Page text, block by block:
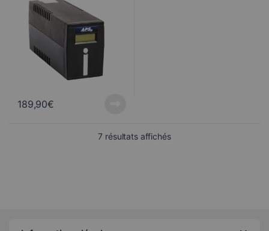
189,90€
7 résultats affichésTrié du plus récent au